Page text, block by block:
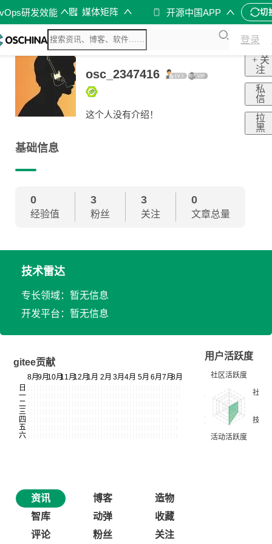
研发效能 媒体矩阵 开源中国APP 切
登录
osc_2347416
这个人没有介绍！
+ 关
注
私
信
拉
黑
基础信息
0
经验值
3
粉丝
3
关注
0
文章总量
技术雷达
专长领域：暂无信息
开发平台：暂无信息
gitee贡献
用户活跃度
资讯 博客
造物
智库
动弹
收藏
评论
粉丝 关注